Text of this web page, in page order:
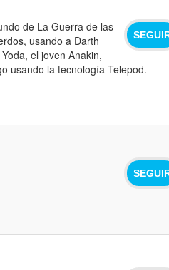
de La Guerra de las
usando a Darth
el joven Anakin,
usando la tecnología Telepod.